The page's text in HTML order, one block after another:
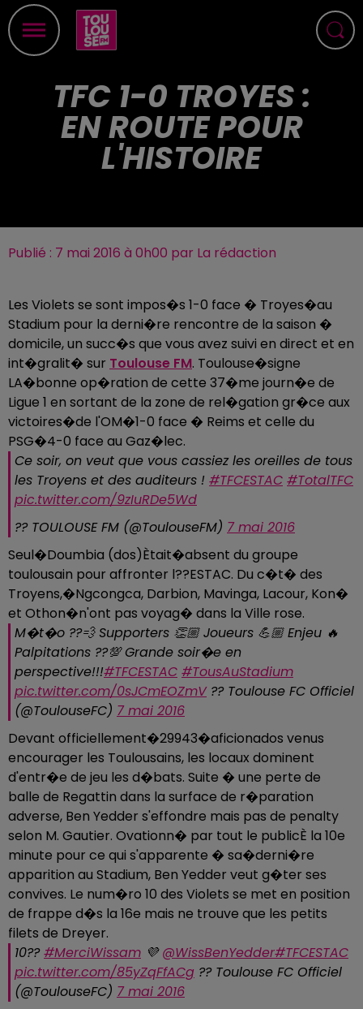
TFC 1-0 TROYES :
EN ROUTE POUR
L'HISTOIRE
Publié : 7 mai 2016 à 0h00 par La rédaction
Les Violets se sont impos�s 1-0 face � Troyes�au
Stadium pour la derni�re rencontre de la saison �
domicile, un succ�s que vous avez suivi en direct et en
int�gralit� sur Toulouse FM. Toulouse�signe
LA�bonne op�ration de cette 37�me journ�e de
Ligue 1 en sortant de la zone de rel�gation gr�ce aux
victoires�de l'OM�1-0 face � Reims et celle du
PSG�4-0 face au Gaz�lec.
Ce soir, on veut que vous cassiez les oreilles de tous
les Troyens et des auditeurs ! #TFCESTAC #TotalTFC
pic.twitter.com/9zIuRDe5Wd
?? TOULOUSE FM (@ToulouseFM) 7 mai 2016
Seul�Doumbia (dos)Ètait�absent du groupe
toulousain pour affronter l??ESTAC. Du c�t� des
Troyens,�Ngcongca, Darbion, Mavinga, Lacour, Kon�
et Othon�n'ont pas voyag� dans la Ville rose.
M�t�o ??💨 Supporters 👏🏼 Joueurs 💪🏼 Enjeu 🔥
Palpitations ??💯 Grande soir�e en
perspective!!!#TFCESTAC #TousAuStadium
pic.twitter.com/0sJCmEOZmV?? Toulouse FC Officiel
(@ToulouseFC) 7 mai 2016
Devant officiellement�29943�aficionados venus
encourager les Toulousains, les locaux dominent
d'entr�e de jeu les d�bats. Suite � une perte de
balle de Regattin dans la surface de r�paration
adverse, Ben Yedder s'effondre mais pas de penalty
selon M. Gautier. Ovationn� par tout le publicÈ la 10e
minute pour ce qui s'apparente � sa�derni�re
apparition au Stadium, Ben Yedder veut g�ter ses
convives. Le num�ro 10 des Violets se met en position
de frappe d�s la 16e mais ne trouve que les petits
filets de Dreyer.
10??#MerciWissam 💜@WissBenYedder#TFCESTAC
pic.twitter.com/85yZqFfACg ?? Toulouse FC Officiel
(@ToulouseFC) 7 mai 2016